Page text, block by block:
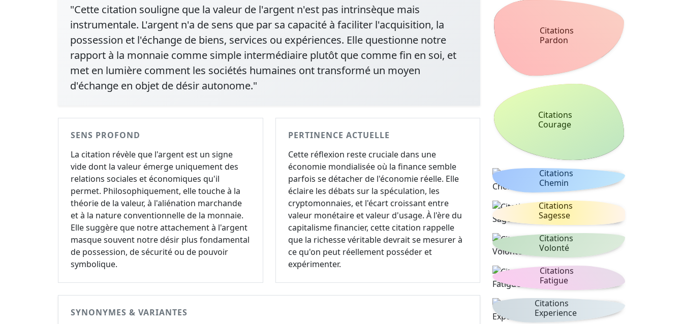
"Cette citation souligne que la valeur de l'argent n'est pas intrinsèque mais
instrumentale. L'argent n'a de sens que par sa capacité à faciliter l'acquisition, la
possession et l'échange de biens, services ou expériences. Elle questionne notre
rapport à la monnaie comme simple intermédiaire plutôt que comme fin en soi, et
met en lumière comment les sociétés humaines ont transformé un moyen
d'échange en objet de désir autonome."
SENS PROFOND
La citation révèle que l'argent est un signe
vide dont la valeur émerge uniquement des
relations sociales et économiques qu'il
permet. Philosophiquement, elle touche à la
théorie de la valeur, à l'aliénation marchande
et à la nature conventionnelle de la monnaie.
Elle suggère que notre attachement à l'argent
masque souvent notre désir plus fondamental
de possession, de sécurité ou de pouvoir
symbolique.
PERTINENCE ACTUELLE
Cette réflexion reste cruciale dans une
économie mondialisée où la finance semble
parfois se détacher de l'économie réelle. Elle
éclaire les débats sur la spéculation, les
cryptomonnaies, et l'écart croissant entre
valeur monétaire et valeur d'usage. À l'ère du
capitalisme financier, cette citation rappelle
que la richesse véritable devrait se mesurer à
ce qu'on peut réellement posséder et
expérimenter.
SYNONYMES & VARIANTES
Citations
Pardon
Citations
Courage
Citations
Chemin
Citations
Sagesse
Citations
Volonté
Citations
Fatigue
Citations
Experience